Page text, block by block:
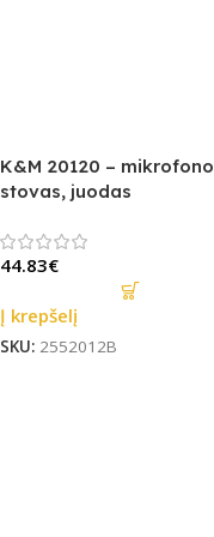
K&M 20120 – mikrofono
stovas, juodas
44.83€
Į krepšelį
SKU: 2552012B